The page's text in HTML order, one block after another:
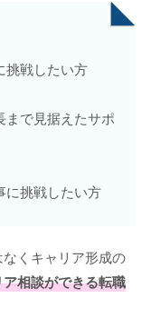
挑戦したい方
まで見据えたサポ
に挑戦したい方
くキャリア形成の
相談ができる転職